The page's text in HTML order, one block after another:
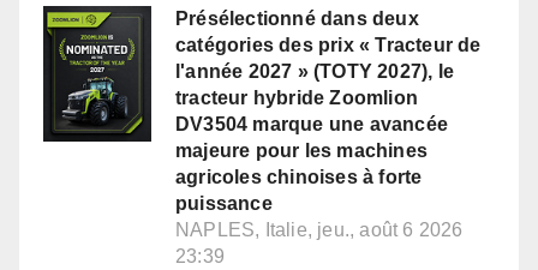
Présélectionné dans deux
catégories des prix « Tracteur de
l'année 2027 » (TOTY 2027), le
tracteur hybride Zoomlion
DV3504 marque une avancée
majeure pour les machines
agricoles chinoises à forte
puissance
NAPLES, Italie, jeu., août 6 2026
23:39